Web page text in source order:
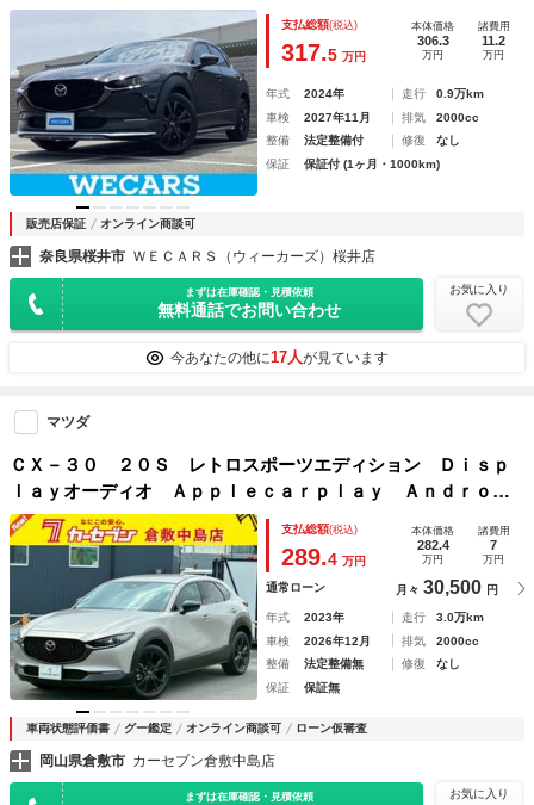
ビ／シートヒーター／全方位モニター／車線逸脱防止支援シス
テム／シート ハーフレザー／電動バックドア／ヘッドラン
プ ＬＥＤ／ＥＴＣ
支払総額(税込)
317.5 万円
本体価格
306.3
万円
諸費用
11.2
万円
年式 2024年 走行
0.9万km
車検
2027年11月 排気
2000cc
整備
法定整備付 修復
なし
保証
保証付 (1ヶ月・1000km)
販売店保証 オンライン商談可
奈良県桜井市 ＷＥＣＡＲＳ（ウィーカーズ）桜井店
まずは在庫確認・見積依頼
無料通話でお問い合わせ
お気に入り
今あなたの他に17人が見ています
マツダ
ＣＸ－３０ ２０Ｓ レトロスポーツエディション Ｄｉｓｐ
ｌａｙオーディオ Ａｐｐｌｅｃａｒｐｌａｙ Ａｎｄｒｏｉ
ｄａｕｔｏ フルセグ Ｂｌｕｅｔｏｏｔｈ ＢＯＳＥサウン
ド 全方位カメラ 前後ドラレコ シートヒーター Ｄ席Ｐ
シート Ｐリヤゲート
支払総額(税込)
289.4 万円
本体価格
282.4
万円
諸費用
7
万円
通常ローン 月々 30,500 円
年式 2023年 走行
3.0万km
車検
2026年12月 排気
2000cc
整備
法定整備無 修復
なし
保証
保証無
車両状態評価書 グー鑑定 オンライン商談可 ローン仮審査
岡山県倉敷市 カーセブン倉敷中島店
まずは在庫確認・見積依頼 お気に入り